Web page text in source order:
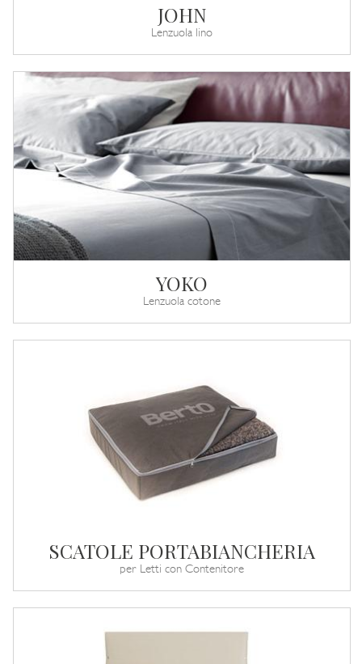
JOHN
Lenzuola lino
YOKO
Lenzuola cotone
SCATOLE PORTABIANCHERIA
per Letti con Contenitore